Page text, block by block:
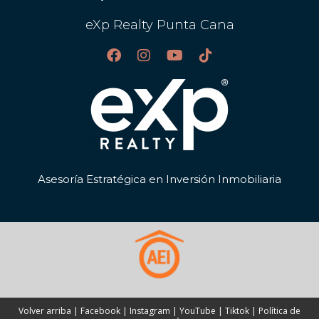
amigable y considere implementar encuestas post-
estancia para obtener retroalimentación valiosa.
¿Qué estrategias puedo utilizar para
diferenciarme en el mercado?
Enfóquese en ofrecer experiencias personalizadas y
auténticas basadas en las preferencias individuales de
eXp Realty Punta Cana
Asesoría Estratégica en Inversión Inmobiliaria
Volver arriba | Facebook | Instagram | YouTube | Tiktok | Política de